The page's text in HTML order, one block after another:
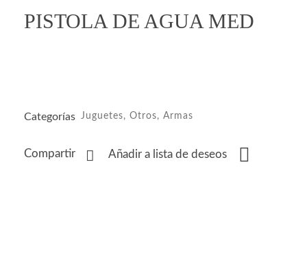
PISTOLA DE AGUA MED
Añadir a lista de deseos
Compartir
Categorías Juguetes,Otros,Armas